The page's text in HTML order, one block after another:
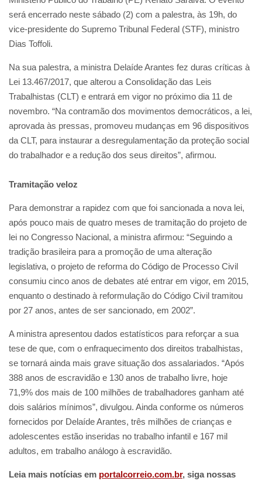
será encerrado neste sábado (2) com a palestra, às 19h, do
vice-presidente do Supremo Tribunal Federal (STF), ministro
Dias Toffoli.
Na sua palestra, a ministra Delaíde Arantes fez duras críticas à
Lei 13.467/2017, que alterou a Consolidação das Leis
Trabalhistas (CLT) e entrará em vigor no próximo dia 11 de
novembro. “Na contramão dos movimentos democráticos, a lei,
aprovada às pressas, promoveu mudanças em 96 dispositivos
da CLT, para instaurar a desregulamentação da proteção social
do trabalhador e a redução dos seus direitos”, afirmou.
Tramitação veloz
Para demonstrar a rapidez com que foi sancionada a nova lei,
após pouco mais de quatro meses de tramitação do projeto de
lei no Congresso Nacional, a ministra afirmou: “Seguindo a
tradição brasileira para a promoção de uma alteração
legislativa, o projeto de reforma do Código de Processo Civil
consumiu cinco anos de debates até entrar em vigor, em 2015,
enquanto o destinado à reformulação do Código Civil tramitou
por 27 anos, antes de ser sancionado, em 2002”.
A ministra apresentou dados estatísticos para reforçar a sua
tese de que, com o enfraquecimento dos direitos trabalhistas,
se tornará ainda mais grave situação dos assalariados. “Após
388 anos de escravidão e 130 anos de trabalho livre, hoje
71,9% dos mais de 100 milhões de trabalhadores ganham até
dois salários mínimos”, divulgou. Ainda conforme os números
fornecidos por Delaíde Arantes, três milhões de crianças e
adolescentes estão inseridas no trabalho infantil e 167 mil
adultos, em trabalho análogo à escravidão.
Leia mais notícias em portalcorreio.com.br, siga nossas